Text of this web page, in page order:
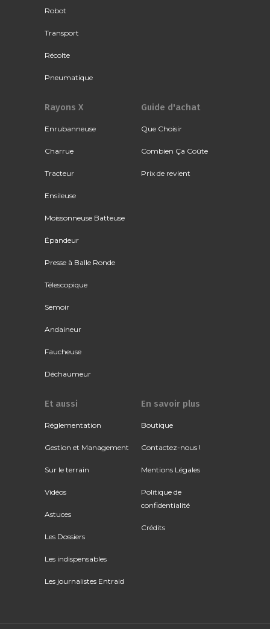
Robot
Transport
Récolte
Pneumatique
Rayons X
Enrubanneuse
Charrue
Tracteur
Ensileuse
Moissonneuse Batteuse
Épandeur
Presse à Balle Ronde
Télescopique
Semoir
Andaineur
Faucheuse
Déchaumeur
Guide d'achat
Que Choisir
Combien Ça Coûte
Prix de revient
Et aussi
Réglementation
Gestion et Management
Sur le terrain
Vidéos
Astuces
Les Dossiers
Les indispensables
Les journalistes Entraid
En savoir plus
Boutique
Contactez-nous !
Mentions Légales
Politique de
confidentialité
Crédits